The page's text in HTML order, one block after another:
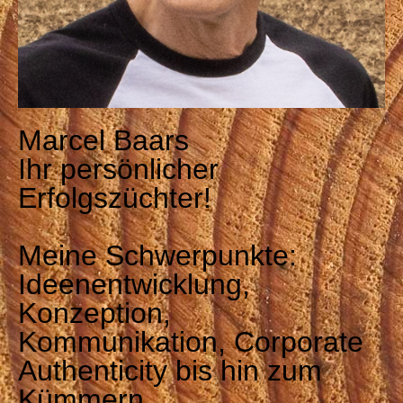
Marcel Baars
Ihr persönlicher
Erfolgszüchter!
Meine Schwerpunkte:
Ideenentwicklung,
Konzeption,
Kommunikation, Corporate
Authenticity bis hin zum